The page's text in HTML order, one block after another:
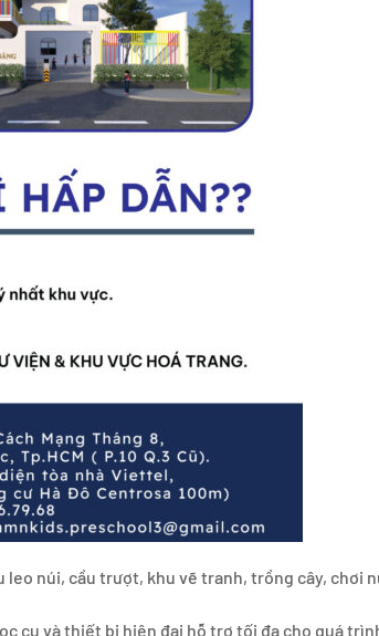
núi, cầu trượt, khu vẽ tranh, trồng cây, chơi
cụ và thiết bị hiện đại hỗ trợ tối đa cho quá